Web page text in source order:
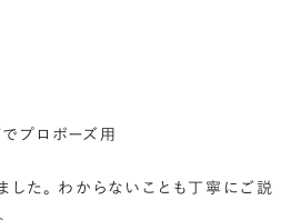
プロポーズ用
した。 わからないことも丁寧にご説